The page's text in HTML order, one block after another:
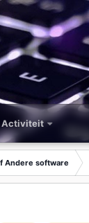
Activiteit
Andere software